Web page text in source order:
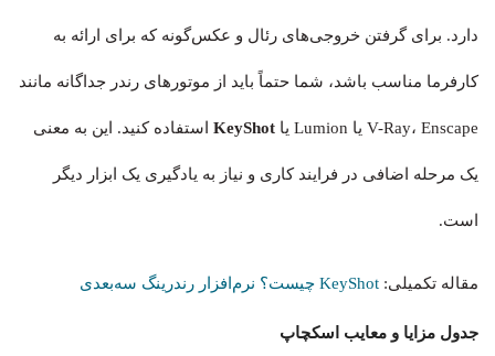
دارد. برای گرفتن خروجی‌های رئال و عکس‌گونه که برای ارائه به
کارفرما مناسب باشد، شما حتماً باید از موتورهای رندر جداگانه مانند
V-Ray، Enscape یا Lumion یا KeyShot استفاده کنید. این به معنی
یک مرحله اضافی در فرایند کاری و نیاز به یادگیری یک ابزار دیگر
است.
مقاله تکمیلی: KeyShot چیست؟ نرم‌افزار رندرینگ سه‌بعدی
جدول مزایا و معایب اسکچاپ